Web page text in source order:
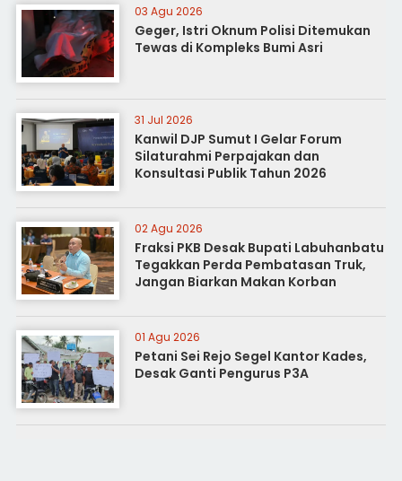
03 Agu 2026
Geger, Istri Oknum Polisi Ditemukan
Tewas di Kompleks Bumi Asri
31 Jul 2026
Kanwil DJP Sumut I Gelar Forum
Silaturahmi Perpajakan dan
Konsultasi Publik Tahun 2026
02 Agu 2026
Fraksi PKB Desak Bupati Labuhanbatu
Tegakkan Perda Pembatasan Truk,
Jangan Biarkan Makan Korban
01 Agu 2026
Petani Sei Rejo Segel Kantor Kades,
Desak Ganti Pengurus P3A